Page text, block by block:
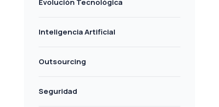
Evolución Tecnológica
Inteligencia Artificial
Outsourcing
Seguridad